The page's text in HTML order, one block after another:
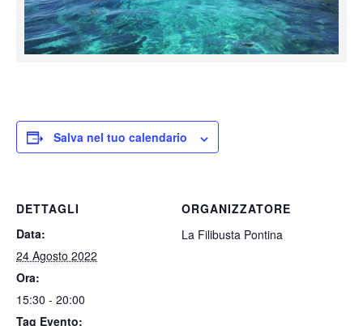
Salva nel tuo calendario
DETTAGLI
Data:
24 Agosto 2022
Ora:
15:30 - 20:00
Tag Evento:
ORGANIZZATORE
La Filibusta Pontina